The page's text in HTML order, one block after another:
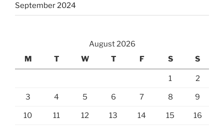
September 2024
August 2026
M
T W T F S S
1 2
3 4 5 6 7 8 9
10 11 12 13 14 15 16